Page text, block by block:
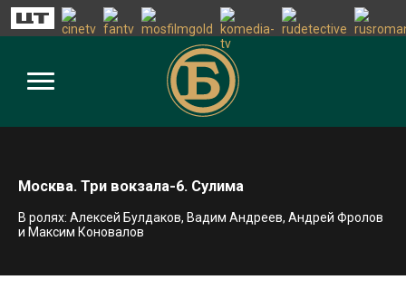
Москва. Три вокзала-6. Сулима
В ролях: Алексей Булдаков, Вадим Андреев, Андрей Фролов
и Максим Коновалов